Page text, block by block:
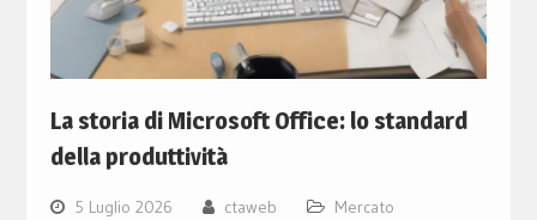
La storia di Microsoft Office: lo standard
della produttività
5 Luglio 2026 ctaweb Mercato